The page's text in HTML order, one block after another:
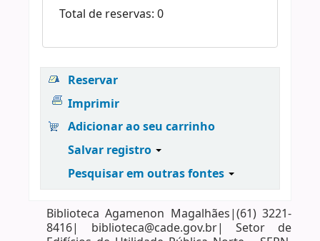
Total de reservas: 0
Reservar
Imprimir
Adicionar ao seu carrinho
Salvar registro
Pesquisar em outras fontes
Biblioteca Agamenon Magalhães|(61) 3221-
8416| biblioteca@cade.gov.br| Setor de